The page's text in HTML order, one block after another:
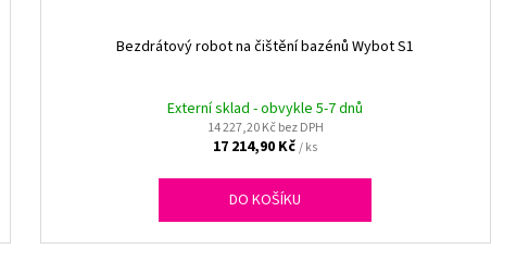
Bezdrátový robot na čištění bazénů Wybot S1
Externí sklad - obvykle 5-7 dnů
14 227,20 Kč bez DPH
17 214,90 Kč/ ks
DO KOŠÍKU